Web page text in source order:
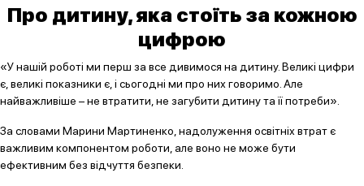
Про дитину, яка стоїть за кожною
цифрою
«У нашій роботі ми перш за все дивимося на дитину. Великі цифри
є, великі показники є, і сьогодні ми про них говоримо. Але
найважливіше – не втратити, не загубити дитину та її потреби».
За словами Марини Мартиненко, надолуження освітніх втрат є
важливим компонентом роботи, але воно не може бути
ефективним без відчуття безпеки.